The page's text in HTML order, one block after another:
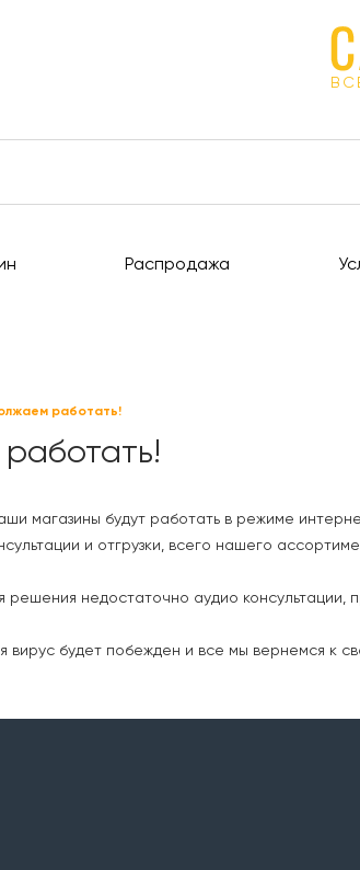
Распродажа
работать!
магазины будут работать в режиме
и отгрузки, всего нашего
решения недостаточно аудио
вирус будет побежден и все мы вернемся к